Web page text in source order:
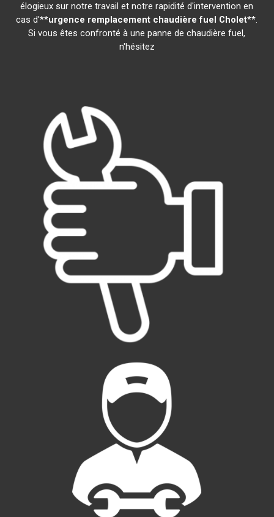
élogieux sur notre travail et notre rapidité d'intervention en
cas d'**urgence remplacement chaudière fuel Cholet**.
Si vous êtes confronté à une panne de chaudière fuel,
n'hésitez